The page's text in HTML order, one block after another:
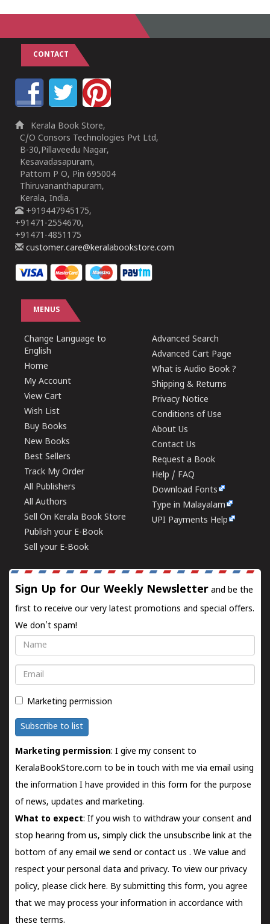
CONTACT
Kerala Book Store,
C/O Consors Technologies Pvt Ltd,
B-30,Pillaveedu Nagar,
Kesavadasapuram,
Pattom P O, Pin 695004
Thiruvananthapuram,
Kerala, India.
+919447945175,
+91471-2554670,
+91471-4851175
customer.care@keralabookstore.com
MENUS
Change Language to
English
Home
My Account
View Cart
Wish List
Buy Books
New Books
Best Sellers
Track My Order
All Publishers
All Authors
Sell On Kerala Book Store
Publish your E-Book
Sell your E-Book
Advanced Search
Advanced Cart Page
What is Audio Book ?
Shipping & Returns
Privacy Notice
Conditions of Use
About Us
Contact Us
Request a Book
Help / FAQ
Download Fonts
Type in Malayalam
UPI Payments Help
Sign Up for Our Weekly Newsletter and be the
first to receive our very latest promotions and special offers.
We don't spam!
Name
Email
Marketing permission
Subscribe to list
Marketing permission: I give my consent to
KeralaBookStore.com to be in touch with me via email using
the information I have provided in this form for the purpose
of news, updates and marketing.
What to expect: If you wish to withdraw your consent and
stop hearing from us, simply click the unsubscribe link at the
bottom of any email we send orcontact us . We value and
respect your personal data and privacy. To view our privacy
policy, please click here. By submitting this form, you agree
that we may process your information in accordance with
these terms.